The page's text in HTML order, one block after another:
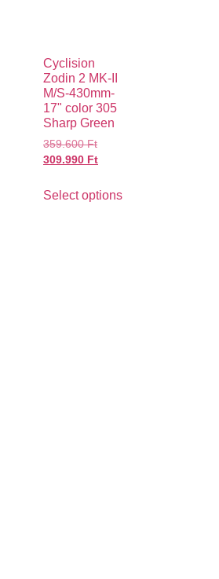
Cyclision
Zodin 2 MK-II
M/S-430mm-
17" color 305
Sharp Green
359.600Ft
309.990 Ft
Select options